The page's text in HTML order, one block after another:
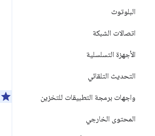
البلوتوث
اتصالات الشبكة
الأجهزة التسلسلية
التحديث التلقائي
واجهات برمجة التطبيقات للتخزين
المحتوى الخارجي